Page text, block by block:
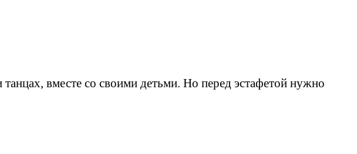
вместе со своими детьми. Но перед эстафетой нужно